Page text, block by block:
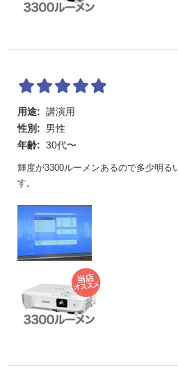
用途: 講演用
性別:
男性
年齢: 30代〜
輝度が3300ルーメンあるので多少明る
す。